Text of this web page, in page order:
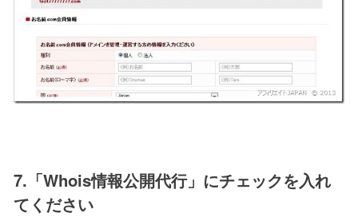
7.「Whois情報公開代行」にチェックを入れ
てください